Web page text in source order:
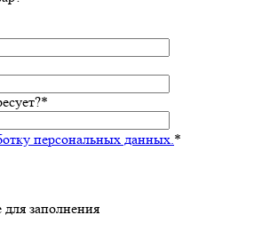
*
персональных данных.*
заполнения